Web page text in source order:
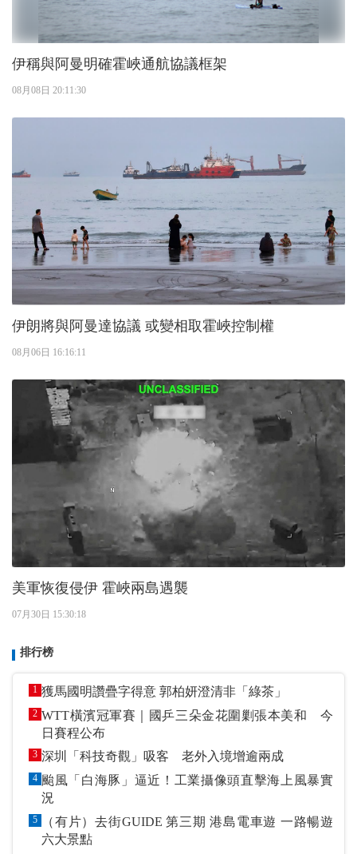
伊稱與阿曼明確霍峽通航協議框架
08月08日 20:11:30
伊朗將與阿曼達協議 或變相取霍峽控制權
08月06日 16:16:11
美軍恢復侵伊 霍峽兩島遇襲
07月30日 15:30:18
排行榜
1 獲馬國明讚疊字得意 郭柏妍澄清非「綠茶」
2 WTT橫濱冠軍賽｜國乒三朵金花圍剿張本美和 今
日賽程公布
3 深圳「科技奇觀」吸客 老外入境增逾兩成
4 颱風「白海豚」逼近！工業攝像頭直擊海上風暴實
況
5
（有片）去街GUIDE 第三期 港島電車遊 一路暢遊
六大景點